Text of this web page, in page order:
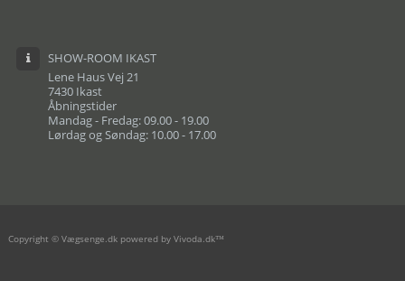
SHOW-ROOM IKAST
Lene Haus Vej 21
7430 Ikast
Åbningstider
Mandag - Fredag: 09.00 - 19.00
Lørdag og Søndag: 10.00 - 17.00
Copyright © Vægsenge.dk powered by Vivoda.dk™